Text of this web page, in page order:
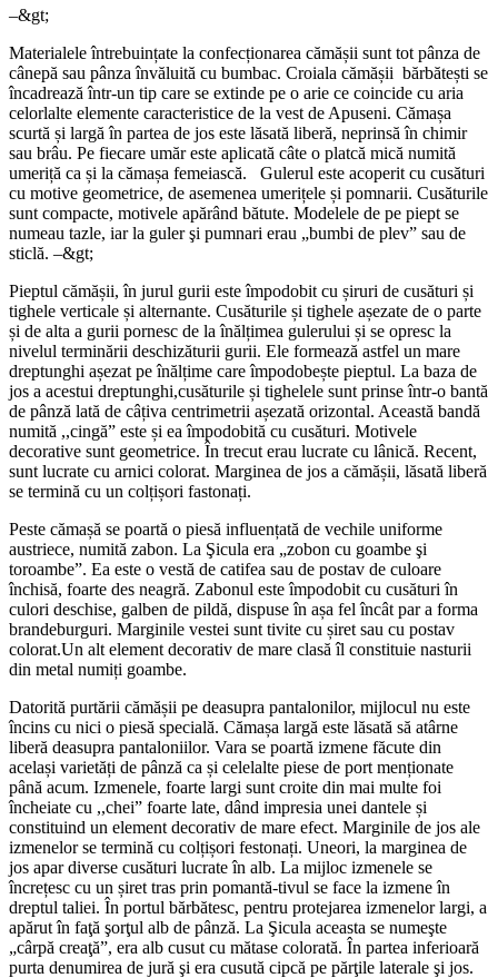
–&gt;
Materialele întrebuințate la confecționarea cămășii sunt tot pânza de
cânepă sau pânza învăluită cu bumbac. Croiala cămășii bărbătești se
încadrează într-un tip care se extinde pe o arie ce coincide cu aria
celorlalte elemente caracteristice de la vest de Apuseni. Cămașa
scurtă și largă în partea de jos este lăsată liberă, neprinsă în chimir
sau brâu. Pe fiecare umăr este aplicată câte o platcă mică numită
umeriță ca și la cămașa femeiască. Gulerul este acoperit cu cusături
cu motive geometrice, de asemenea umerițele și pomnarii. Cusăturile
sunt compacte, motivele apărând bătute. Modelele de pe piept se
numeau tazle, iar la guler şi pumnari erau „bumbi de plev” sau de
sticlă. –&gt;
Pieptul cămășii, în jurul gurii este împodobit cu șiruri de cusături și
tighele verticale și alternante. Cusăturile și tighele așezate de o parte
și de alta a gurii pornesc de la înălțimea gulerului și se opresc la
nivelul terminării deschizăturii gurii. Ele formează astfel un mare
dreptunghi așezat pe înălțime care împodobește pieptul. La baza de
jos a acestui dreptunghi,cusăturile și tighelele sunt prinse într-o bantă
de pânză lată de câțiva centrimetrii așezată orizontal. Această bandă
numită ,,cingă” este și ea împodobită cu cusături. Motivele
decorative sunt geometrice. În trecut erau lucrate cu lânică. Recent,
sunt lucrate cu arnici colorat. Marginea de jos a cămășii, lăsată liberă
se termină cu un colțișori fastonați.
Peste cămașă se poartă o piesă influențată de vechile uniforme
austriece, numită zabon. La Şicula era „zobon cu goambe şi
toroambe”. Ea este o vestă de catifea sau de postav de culoare
închisă, foarte des neagră. Zabonul este împodobit cu cusături în
culori deschise, galben de pildă, dispuse în așa fel încât par a forma
brandeburguri. Marginile vestei sunt tivite cu șiret sau cu postav
colorat.Un alt element decorativ de mare clasă îl constituie nasturii
din metal numiți goambe.
Datorită purtării cămășii pe deasupra pantalonilor, mijlocul nu este
încins cu nici o piesă specială. Cămașa largă este lăsată să atârne
liberă deasupra pantaloniilor. Vara se poartă izmene făcute din
același varietăți de pânză ca și celelalte piese de port menționate
până acum. Izmenele, foarte largi sunt croite din mai multe foi
încheiate cu ,,chei” foarte late, dând impresia unei dantele și
constituind un element decorativ de mare efect. Marginile de jos ale
izmenelor se termină cu colțișori festonați. Uneori, la marginea de
jos apar diverse cusături lucrate în alb. La mijloc izmenele se
încrețesc cu un șiret tras prin pomantă-tivul se face la izmene în
dreptul taliei. În portul bărbătesc, pentru protejarea izmenelor largi, a
apărut în faţă şorţul alb de pânză. La Şicula aceasta se numeşte
„cârpă creaţă”, era alb cusut cu mătase colorată. În partea inferioară
purta denumirea de jură şi era cusută cipcă pe părţile laterale şi jos.